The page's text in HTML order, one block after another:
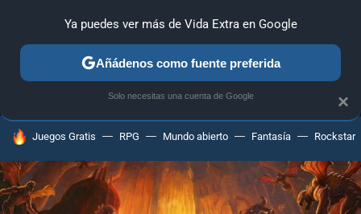
MENÚ NUEVO
GUÍAS Y TRUCOS PC SONY
HOY SE HABLA DE
Juegos Gratis RPG Mundo abierto Fantasía Rockstar
×
Ya puedes ver más de Vida Extra en Google
Añádenos como fuente preferida
Solo necesitas una cuenta de Google